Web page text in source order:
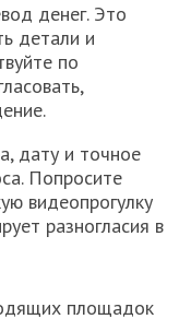
денег. Это
детали и
по
дату и точное
Попросите
видеопрогулку
разногласия в
площадок